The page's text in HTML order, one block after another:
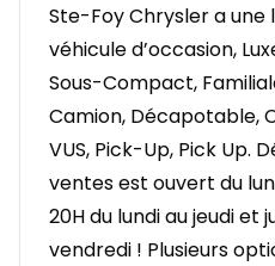
Ste-Foy Chrysler a
véhicule d’occasion,
Sous-Compact,
Camion, Décapotable,
VUS, Pick-Up, Pick Up.
ventes est ouvert du
20H du lundi au jeudi et
vendredi ! Plusieurs